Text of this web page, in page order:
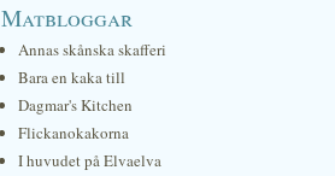
Matbloggar
Annas skånska skafferi
Bara en kaka till
Dagmar's Kitchen
Flickanokakorna
I huvudet på Elvaelva